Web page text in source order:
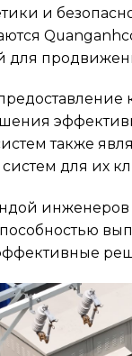
и
для
также
для их
инженеров